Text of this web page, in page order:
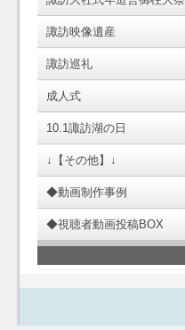
諏訪映像遺産
諏訪巡礼
成人式
10.1諏訪湖の日
↓【その他】↓
◆動画制作事例
◆視聴者動画投稿BOX